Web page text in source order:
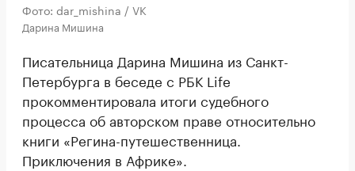
Фото: dar_mishina / VK
Дарина Мишина
Писательница Дарина Мишина из Санкт-
Петербурга в беседе с РБК Life
прокомментировала итоги судебного
процесса об авторском праве относительно
книги «Регина-путешественница.
Приключения в Африке».